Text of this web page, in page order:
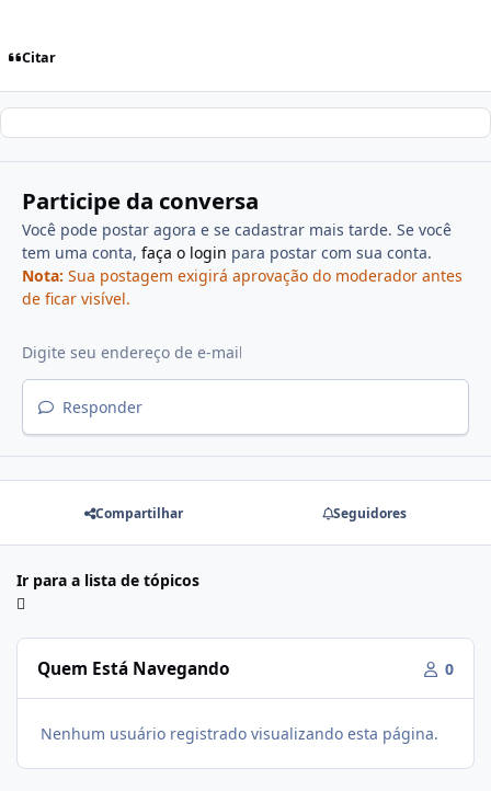
Citar
Participe da conversa
Você pode postar agora e se cadastrar mais tarde. Se você
tem uma conta, faça o login para postar com sua conta.
Nota: Sua postagem exigirá aprovação do moderador antes
de ficar visível.
Responder
Compartilhar Seguidores
Ir para a lista de tópicos
Quem Está Navegando 0
Nenhum usuário registrado visualizando esta página.